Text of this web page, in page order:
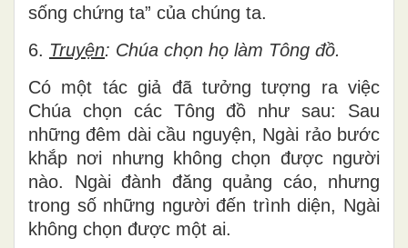
sống chứng ta” của chúng ta.
6. Truyện: Chúa chọn họ làm Tông đồ.
Có một tác giả đã tưởng tượng ra việc
Chúa chọn các Tông đồ như sau: Sau
những đêm dài cầu nguyện, Ngài rảo bước
khắp nơi nhưng không chọn được người
nào. Ngài đành đăng quảng cáo, nhưng
trong số những người đến trình diện, Ngài
không chọn được một ai.